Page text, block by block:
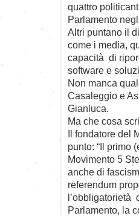
quattro
Parlamento
Altri puntano il
come i media,
capacità di
software e
Non manca
Casaleggio e
Gianluca.
Ma che cosa
Il fondatore del
punto: “Il primo
Movimento 5
anche di
referendum
l’obbligatorietà
Parlamento, la